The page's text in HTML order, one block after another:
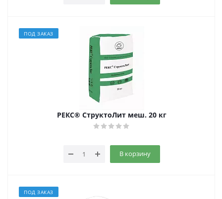
ПОД ЗАКАЗ
РЕКС® СтруктоЛит меш. 20 кг
В корзину
ПОД ЗАКАЗ